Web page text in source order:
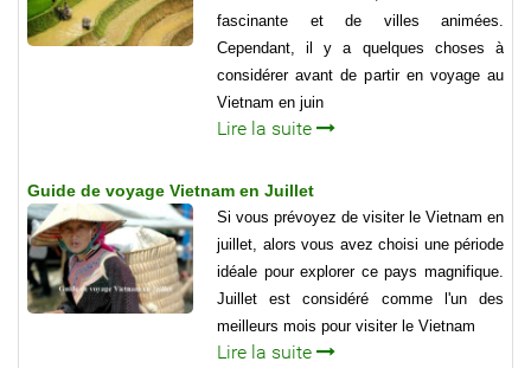
fascinante et de villes animées.
Cependant, il y a quelques choses à
considérer avant de partir en voyage au
Vietnam en juin
Lire la suite
Guide de voyage Vietnam en Juillet
Si vous prévoyez de visiter le Vietnam en
juillet, alors vous avez choisi une période
idéale pour explorer ce pays magnifique.
Juillet est considéré comme l'un des
meilleurs mois pour visiter le Vietnam
Lire la suite